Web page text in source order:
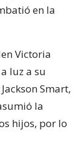
en la
Victoria
luz a su
Smart,
la
hijos, por lo